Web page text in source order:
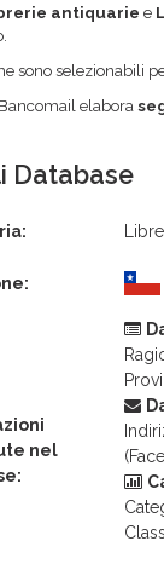
antiquarie e
sono selezionabili
elabora
Database
nel